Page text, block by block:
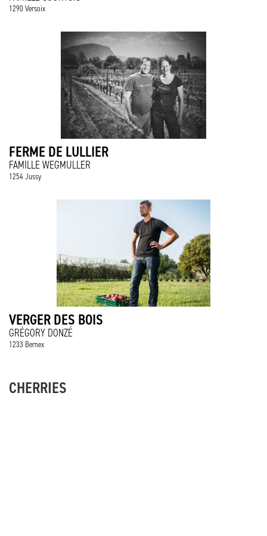
1290 Versoix
FERME DE LULLIER
FAMILLE WEGMULLER
1254 Jussy
VERGER DES BOIS
GRÉGORY DONZÉ
1233 Bernex
CHERRIES